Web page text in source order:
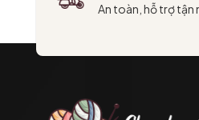
An toàn, hỗ trợ tận